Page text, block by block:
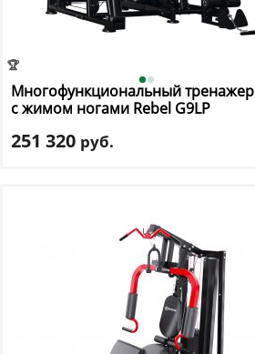
🏆
Многофункциональный тренажер
с жимом ногами Rebel G9LP
251 320 руб.